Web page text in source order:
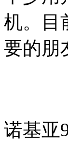
机。目
要的朋
诺基亚